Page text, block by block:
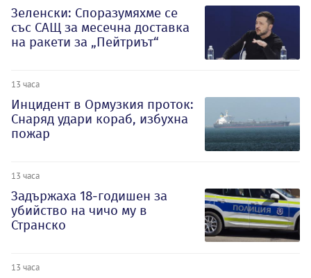
Зеленски: Споразумяхме се
със САЩ за месечна доставка
на ракети за „Пейтриът“
13 часа
Инцидент в Ормузкия проток:
Снаряд удари кораб, избухна
пожар
13 часа
Задържаха 18-годишен за
убийство на чичо му в
Странско
13 часа